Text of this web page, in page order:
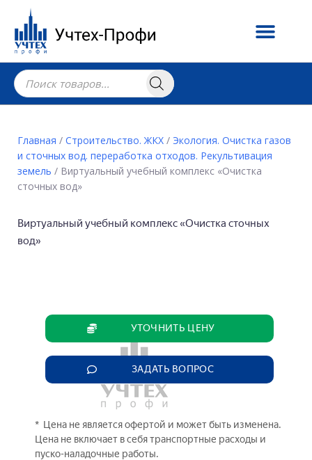
Главная / Строительство. ЖКХ / Экология. Очистка газов
и сточных вод. переработка отходов. Рекультивация
земель / Виртуальный учебный комплекс «Очистка
сточных вод»
Виртуальный учебный комплекс «Очистка сточных
вод»
УТОЧНИТЬ ЦЕНУ
ЗАДАТЬ ВОПРОС
* Цена не является офертой и может быть изменена.
Цена не включает в себя транспортные расходы и
пуско-наладочные работы.